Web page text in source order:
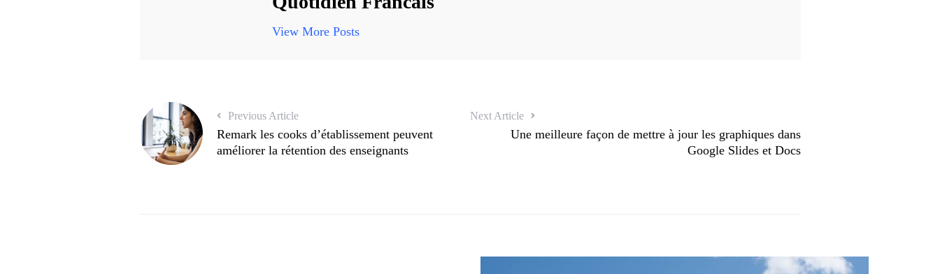
View More Posts
Previous Article
Remark les cooks d’établissement peuvent
améliorer la rétention des enseignants
Next Article
Une meilleure façon de mettre à jour les graphiques dans
Google Slides et Docs